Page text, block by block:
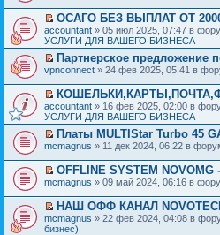
ОСАГО БЕЗ ВЫПЛАТ ОТ
accountant » 05 июл 2025, 07:47 в
УСЛУГИ ДЛЯ ВАШЕГО БИЗНЕСА
Партнерское предложение
vpnconnect » 24 фев 2025, 05:41 в
accountant » 16 фев 2025, 02:00 в
УСЛУГИ ДЛЯ ВАШЕГО БИЗНЕСА
Платы MULTIStar Turbo 45
mcmagnus » 11 дек 2024, 06:22 в
OFFLINE SYSTEM
mcmagnus » 09 май 2024, 06:16 в
НАШ ОФФ КАНАЛ
mcmagnus » 22 фев 2024, 04:08 в
бизнес)